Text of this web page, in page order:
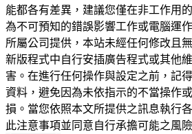
能都各有差異，建議您僅在非工作用
為不可預知的錯誤影響工作或電腦運
所屬公司提供，本站未經任何修改且
新版程式中自行安插廣告程式或其他
害。在進行任何操作與設定之前，記
資料，避免因為未依指示的不當操作
損。當您依照本文所提供之訊息執行
此注意事項並同意自行承擔可能之風